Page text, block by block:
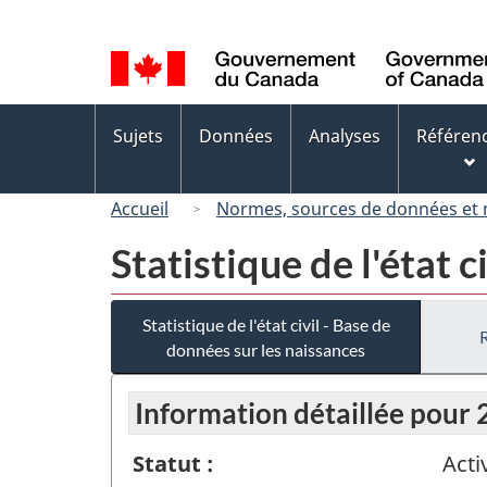
de
la
langue
des
Sujets Données Analyses
Accueil Normes, sources de données et
Statistique de l'état
Statistique de l'état civil - Base de
données sur les naissances
Information détaillée pour
Statut :